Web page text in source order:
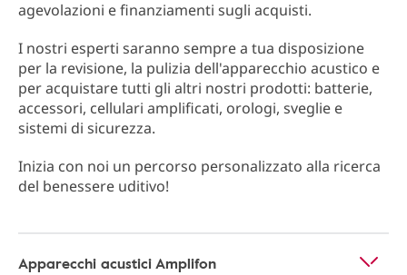
agevolazioni e finanziamenti sugli acquisti.
I nostri esperti saranno sempre a tua disposizione
per la revisione, la pulizia dell'apparecchio acustico e
per acquistare tutti gli altri nostri prodotti: batterie,
accessori, cellulari amplificati, orologi, sveglie e
sistemi di sicurezza.
Inizia con noi un percorso personalizzato alla ricerca
del benessere uditivo!
Apparecchi acustici Amplifon